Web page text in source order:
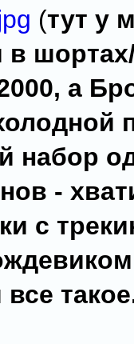
(тут у
а
набор
-
с